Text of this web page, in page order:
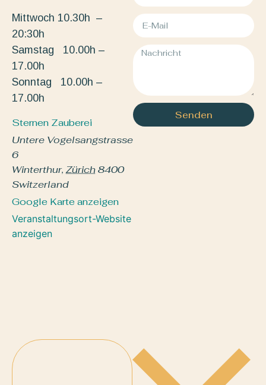
Mittwoch 10.30h –
20:30h
Samstag 10.00h –
17.00h
Sonntag 10.00h –
17.00h
Sternen Zauberei
Untere Vogelsangstrasse
6
Winterthur, Zürich8400
Switzerland
Google Karte anzeigen
Veranstaltungsort-Website
anzeigen
Senden